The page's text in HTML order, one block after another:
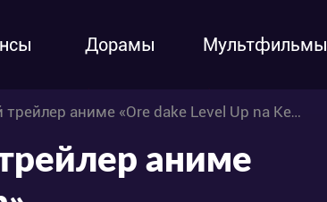
Дорамы Мультфильмы
аниме «Ore dake Level Up na Ken»
аниме